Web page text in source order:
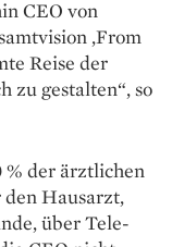
CEO von
‚From
Reise der
zu gestalten“, so
der ärztlichen
Hausarzt,
über Tele­